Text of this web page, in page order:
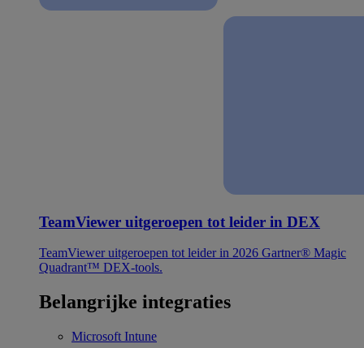
TeamViewer uitgeroepen tot leider in DEX
TeamViewer uitgeroepen tot leider in 2026 Gartner® Magic
Quadrant™ DEX-tools.
Belangrijke integraties
Microsoft Intune